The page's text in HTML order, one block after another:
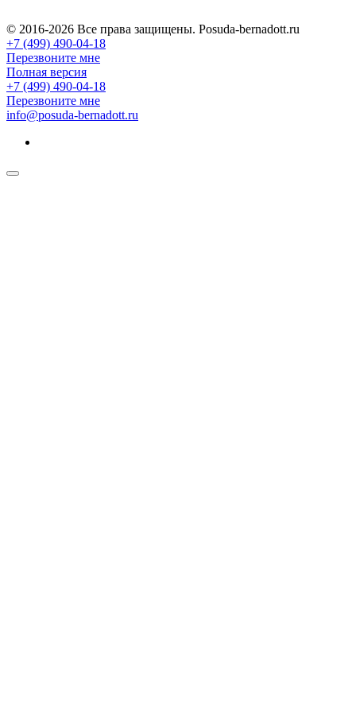
© 2016-2026 Все права защищены. Posuda-bernadott.ru
+7 (499) 490-04-18
Перезвоните мне
Полная версия
+7 (499) 490-04-18
Перезвоните мне
info@posuda-bernadott.ru